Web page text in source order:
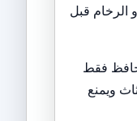
الرخام قبل
فقط
ويمنع